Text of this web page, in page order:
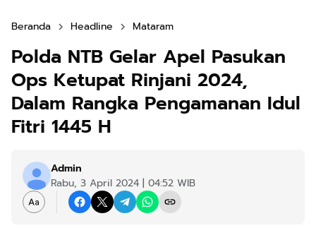
Beranda Headline Mataram
Polda NTB Gelar Apel Pasukan
Ops Ketupat Rinjani 2024,
Dalam Rangka Pengamanan Idul
Fitri 1445 H
Admin
Rabu, 3 April 2024 | 04:52 WIB